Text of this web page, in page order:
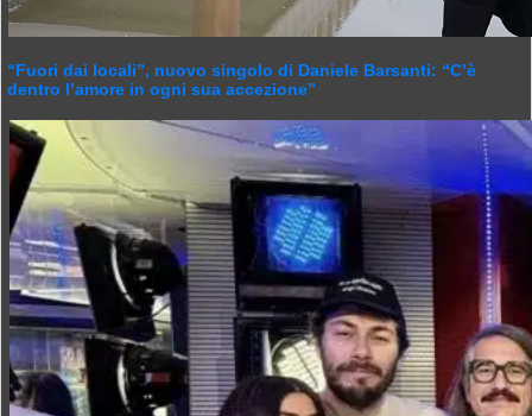
“Fuori dai locali”, nuovo singolo di Daniele Barsanti: “C’è
dentro l’amore in ogni sua accezione”